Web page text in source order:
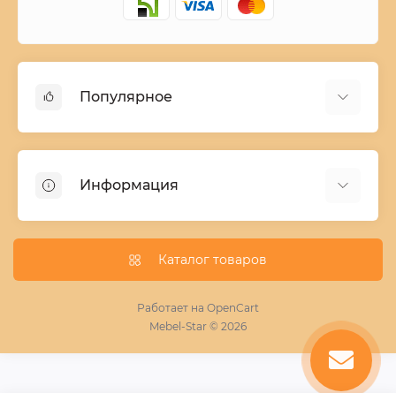
Популярное
Шкафы купе ширина 90-210 cм высота 220 cм
Комоды из дерева
Кухни
Информация
Условия поставки мебели
Фотопечать для шкафа купе
Пескоструй
Каталог товаров
Работает на OpenCart
Mebel-Star © 2026